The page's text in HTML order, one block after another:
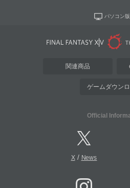
パソコン
関連商品
ゲームダウン
Official
X/ News